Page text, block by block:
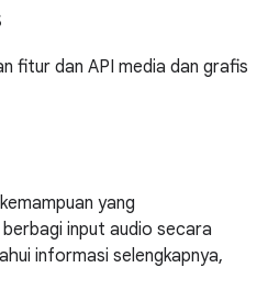
fitur dan API media dan grafis
yang
berbagi input audio secara
informasi selengkapnya,